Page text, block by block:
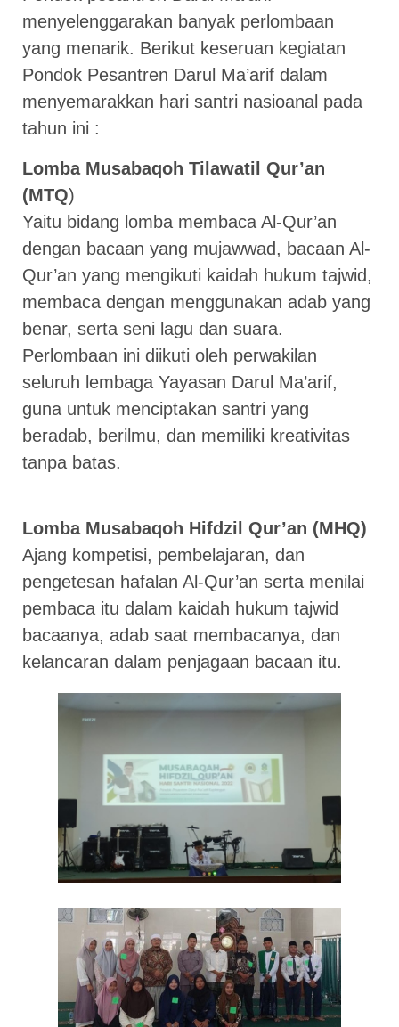
menyelenggarakan banyak perlombaan
yang menarik. Berikut keseruan kegiatan
Pondok Pesantren Darul Ma’arif dalam
menyemarakkan hari santri nasioanal pada
tahun ini :
Lomba Musabaqoh Tilawatil Qur’an
(MTQ)
Yaitu bidang lomba membaca Al-Qur’an
dengan bacaan yang mujawwad, bacaan Al-
Qur’an yang mengikuti kaidah hukum tajwid,
membaca dengan menggunakan adab yang
benar, serta seni lagu dan suara.
Perlombaan ini diikuti oleh perwakilan
seluruh lembaga Yayasan Darul Ma’arif,
guna untuk menciptakan santri yang
beradab, berilmu, dan memiliki kreativitas
tanpa batas.
Lomba Musabaqoh Hifdzil Qur’an (MHQ)
Ajang kompetisi, pembelajaran, dan
pengetesan hafalan Al-Qur’an serta menilai
pembaca itu dalam kaidah hukum tajwid
bacaanya, adab saat membacanya, dan
kelancaran dalam penjagaan bacaan itu.